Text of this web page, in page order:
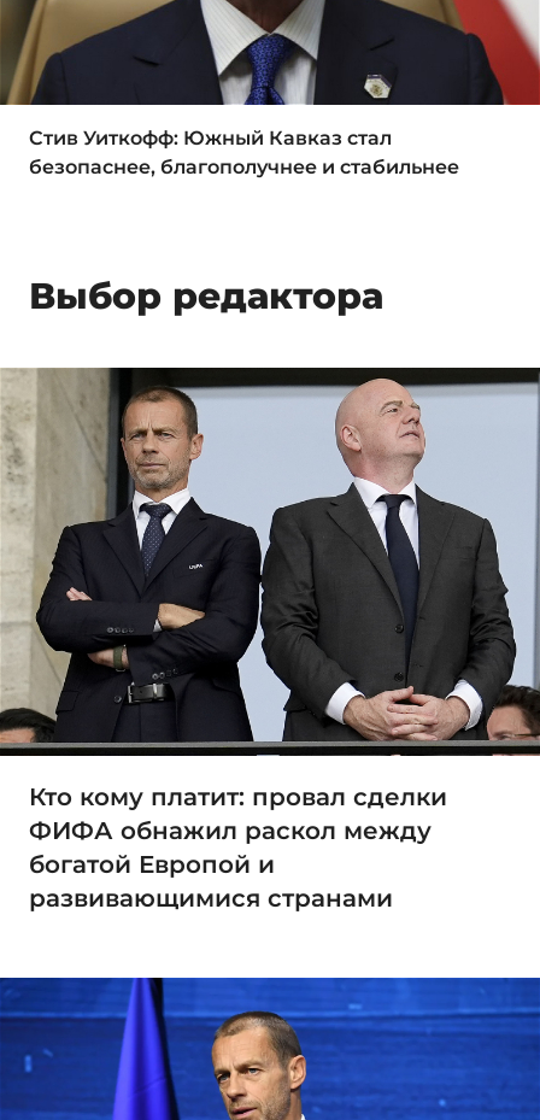
Стив Уиткофф: Южный Кавказ стал
безопаснее, благополучнее и стабильнее
Выбор редактора
Кто кому платит: провал сделки
ФИФА обнажил раскол между
богатой Европой и
развивающимися странами